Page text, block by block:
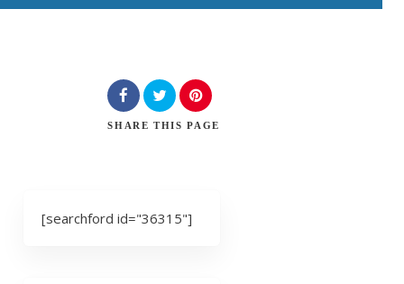
SHARE THIS PAGE
[searchford id="36315"]